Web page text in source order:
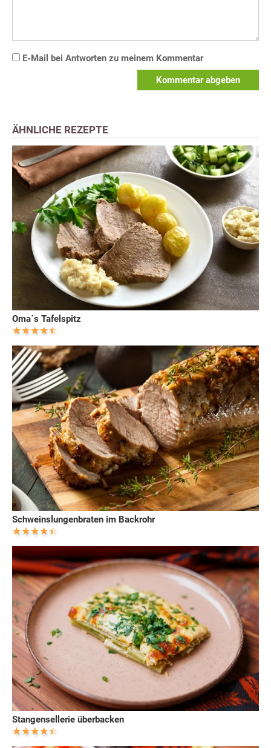
E-Mail bei Antworten zu meinem Kommentar
Kommentar abgeben
ÄHNLICHE REZEPTE
Oma´s Tafelspitz
Schweinslungenbraten im Backrohr
Stangensellerie überbacken